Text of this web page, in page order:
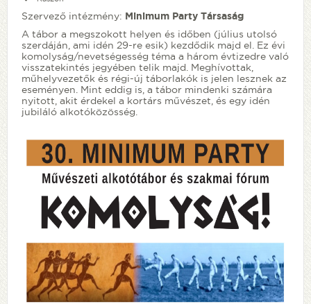
Szervező intézmény: Minimum Party Társaság
A tábor a megszokott helyen és időben (július utolsó
szerdáján, ami idén 29-re esik) kezdődik majd el. Ez évi
komolyság/nevetségesség téma a három évtizedre való
visszatekintés jegyében telik majd. Meghívottak,
műhelyvezetők és régi-új táborlakók is jelen lesznek az
eseményen. Mint eddig is, a tábor mindenki számára
nyitott, akit érdekel a kortárs művészet, és egy idén
jubiláló alkotóközösség.